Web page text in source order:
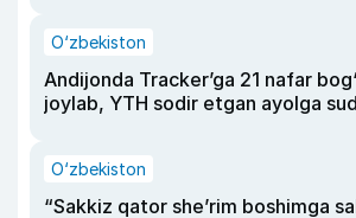
O‘zbekiston
Andijonda Tracker’ga 21 nafar
joylab, YTH sodir etgan ayolga
O‘zbekiston
“Sakkiz qator she’rim boshimga